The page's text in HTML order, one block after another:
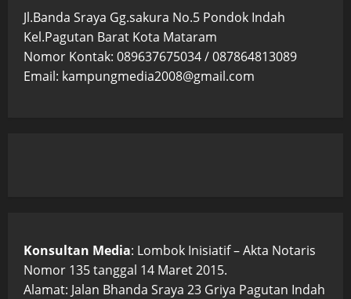
Jl.Banda Sraya Gg.sakura No.5 Pondok Indah
Kel.Pagutan Barat Kota Mataram
Nomor Kontak: 089637675034 / 087864813089
Email: kampungmedia2008@gmail.com
Konsultan Media: Lombok Inisiatif – Akta Notaris
Nomor 135 tanggal 14 Maret 2015.
Alamat: Jalan Bhanda Sraya 23 Griya Pagutan Indah